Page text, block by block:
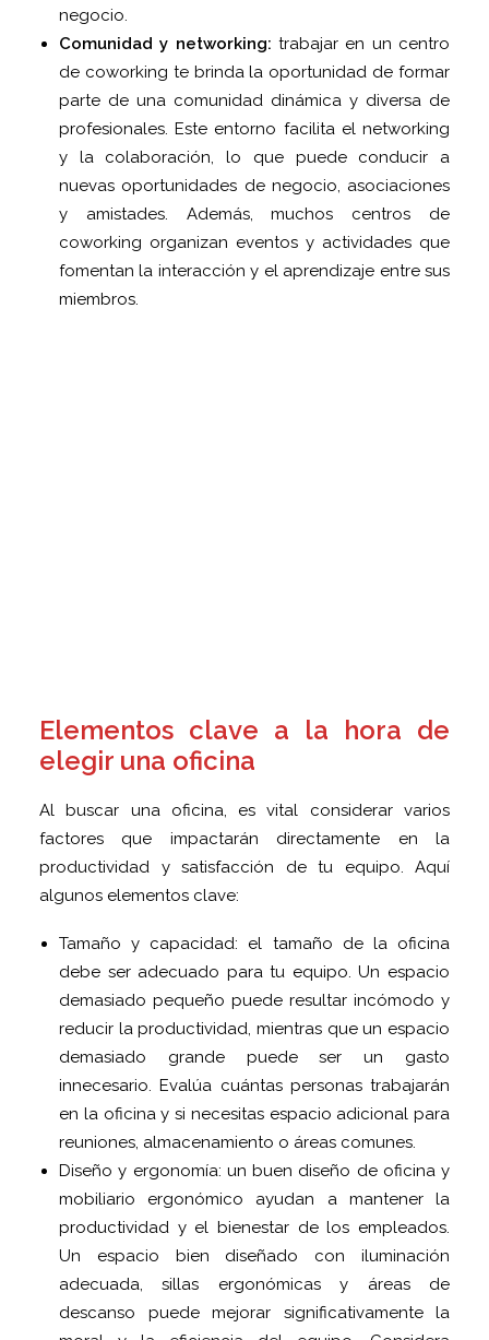
negocio.
Comunidad y networking: trabajar en un centro
de coworking te brinda la oportunidad de formar
parte de una comunidad dinámica y diversa de
profesionales. Este entorno facilita el networking
y la colaboración, lo que puede conducir a
nuevas oportunidades de negocio, asociaciones
y amistades. Además, muchos centros de
coworking organizan eventos y actividades que
fomentan la interacción y el aprendizaje entre sus
miembros.
Elementos clave a la hora de
elegir una oficina
Al buscar una oficina, es vital considerar varios
factores que impactarán directamente en la
productividad y satisfacción de tu equipo. Aquí
algunos elementos clave:
Tamaño y capacidad: el tamaño de la oficina
debe ser adecuado para tu equipo. Un espacio
demasiado pequeño puede resultar incómodo y
reducir la productividad, mientras que un espacio
demasiado grande puede ser un gasto
innecesario. Evalúa cuántas personas trabajarán
en la oficina y si necesitas espacio adicional para
reuniones, almacenamiento o áreas comunes.
Diseño y ergonomía: un buen diseño de oficina y
mobiliario ergonómico ayudan a mantener la
productividad y el bienestar de los empleados.
Un espacio bien diseñado con iluminación
adecuada, sillas ergonómicas y áreas de
descanso puede mejorar significativamente la